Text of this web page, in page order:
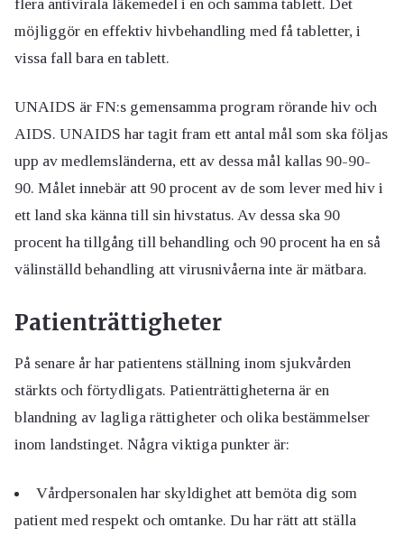
flera antivirala läkemedel i en och samma tablett. Det
möjliggör en effektiv hivbehandling med få tabletter, i
vissa fall bara en tablett.
UNAIDS är FN:s gemensamma program rörande hiv och
AIDS. UNAIDS har tagit fram ett antal mål som ska följas
upp av medlemsländerna, ett av dessa mål kallas 90-90-
90. Målet innebär att 90 procent av de som lever med hiv i
ett land ska känna till sin hivstatus. Av dessa ska 90
procent ha tillgång till behandling och 90 procent ha en så
välinställd behandling att virusnivåerna inte är mätbara.
Patienträttigheter
På senare år har patientens ställning inom sjukvården
stärkts och förtydligats. Patienträttigheterna är en
blandning av lagliga rättigheter och olika bestämmelser
inom landstinget. Några viktiga punkter är:
Vårdpersonalen har skyldighet att bemöta dig som
patient med respekt och omtanke. Du har rätt att ställa